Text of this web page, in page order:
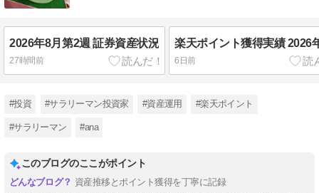
2026年8月第2週 証券資産状況
27時間前
楽天ポイント獲得実績 2026
6日前
#投資 #サラリーマン投資家 #資産運用 #楽天ポイント
#サラリーマン #ana
このブログのここがポイント
資産推移とポイント獲得を丁寧に記録